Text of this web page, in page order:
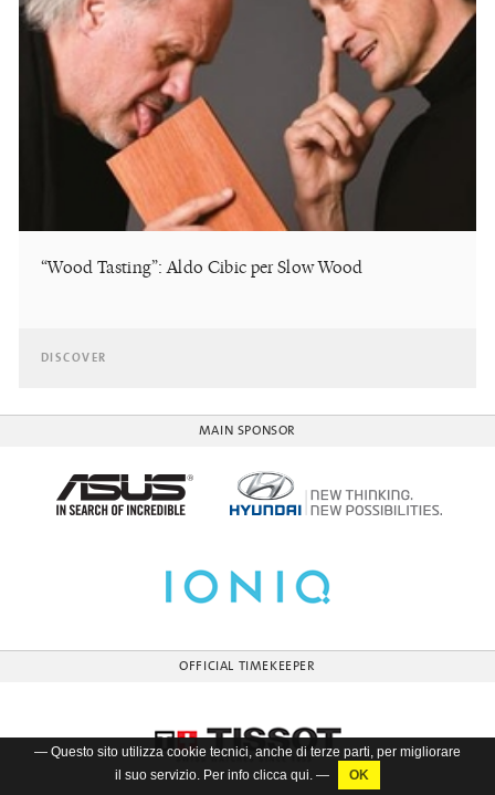
— Questo sito utilizza cookie tecnici, anche di terze parti, per migliorare
il suo servizio. Per info clicca qui. —
“Wood Tasting”: Aldo Cibic per Slow Wood
DISCOVER
MAIN SPONSOR
OFFICIAL TIMEKEEPER